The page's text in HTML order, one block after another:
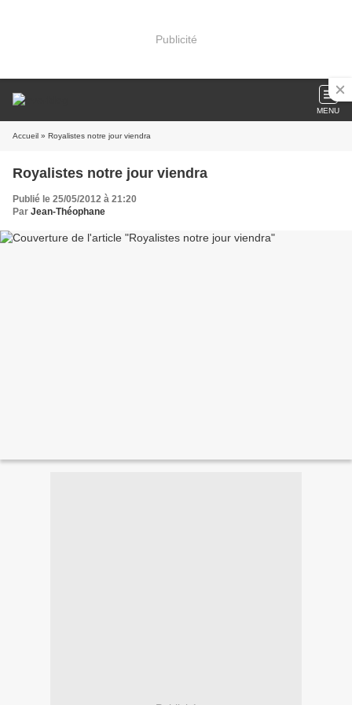
Publicité
MENU
Accueil » Royalistes notre jour viendra
Royalistes notre jour viendra
Publié le 25/05/2012 à 21:20
Par Jean-Théophane